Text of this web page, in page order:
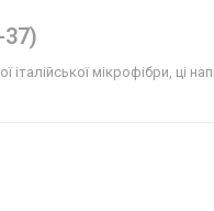
італійської мікрофібри, ці